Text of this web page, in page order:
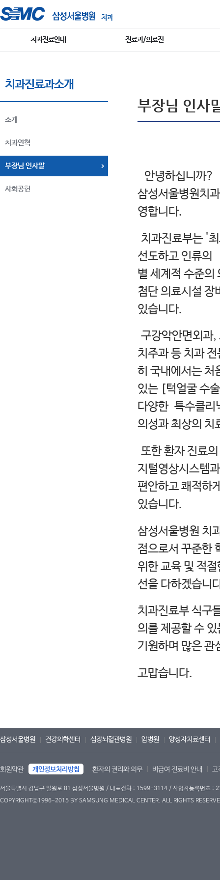
치과
치과진료안내 진료과/의료진
치과진료과소개
소개
치과연혁
부장님 인사말
사회공헌
부장님 인사
안녕하십니까?
삼성서울병원치
영합니다.
치과진료부는 '
선도하고 인류의
별 세계적 수준의
첨단 의료시설 장
있습니다.
구강악안면외과
치주과 등 치과
히 국내에서는 처
있는 [턱얼굴 수
다양한 특수클리
의성과 최상의 치
또한 환자 진료
지털영상시스템
편안하고 쾌적하
있습니다.
삼성서울병원 치
점으로서 꾸준한
위한 교육 및 적
선을 다하겠습니
치과진료부 식구
의를 제공할 수
기원하며 많은 관
고맙습니다.
삼성서울병원 건강의학센터 심장뇌혈관병원 암병원 양성자치료센터
회원약관 개인정보처리방침 환자의 권리와 의무 비급여 진료비 안내 고
서울특별시 강남구 일원로 81 삼성서울병원 / 대표전화 : 1599-3114 / 사업자등록번호
COPYRIGHT©1996-2015 BY SAMSUNG MEDICAL CENTER. ALL RIGHTS